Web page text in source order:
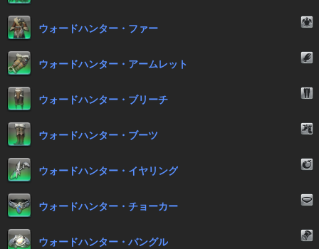
ウォードハンター・ファー
ウォードハンター・アームレット
ウォードハンター・ブリーチ
ウォードハンター・ブーツ
ウォードハンター・イヤリング
ウォードハンター・チョーカー
ウォードハンター・バングル